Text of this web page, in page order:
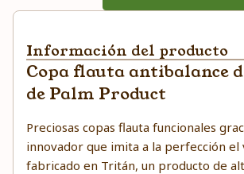
Información del producto
Copa flauta antibalance
de Palm Product
Preciosas copas flauta funcionales
innovador que imita a la perfección el
fabricado en Tritán, un producto de